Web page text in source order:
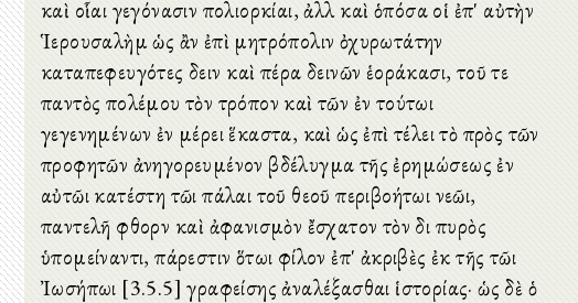
καὶ οἷαι γεγόνασιν πολιορκίαι, ἀλλὰ καὶ ὁπόσα οἱ ἐπ' αὐτὴν
Ἱερουσαλὴμ ὡς ἂν ἐπὶ μητρόπολιν ὀχυρωτάτην
καταπεφευγότες δεινὰ καὶ πέρα δεινῶν ἑοράκασι, τοῦ τε
παντὸς πολέμου τὸν τρόπον καὶ τῶν ἐν τούτωι
γεγενημένων ἐν μέρει ἕκαστα, καὶ ὡς ἐπὶ τέλει τὸ πρὸς τῶν
προφητῶν ἀνηγορευμένον βδέλυγμα τῆς ἐρημώσεως ἐν
αὐτῶι κατέστη τῶι πάλαι τοῦ θεοῦ περιβοήτωι νεῶι,
παντελῆ φθορὰν καὶ ἀφανισμὸν ἔσχατον τὸν διὰ πυρὸς
ὑπομείναντι, πάρεστιν ὅτωι φίλον ἐπ' ἀκριβὲς ἐκ τῆς τῶι
Ἰωσήπωι [3.5.5] γραφείσης ἀναλέξασθαι ἱστορίας· ὡς δὲ ὁ